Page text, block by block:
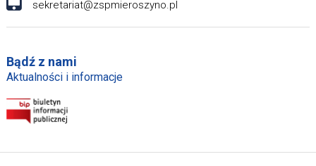
sekretariat@zspmieroszyno.pl
Bądź z nami
Aktualności i informacje